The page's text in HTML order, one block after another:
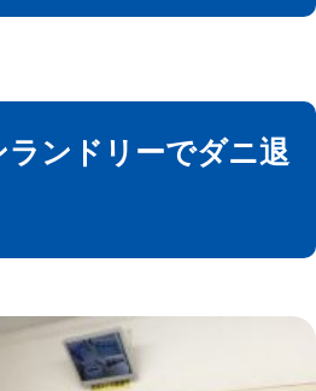
ランドリーでダニ退